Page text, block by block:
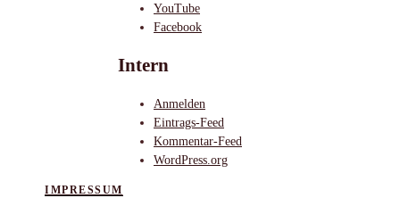
YouTube
Facebook
Intern
Anmelden
Eintrags-Feed
Kommentar-Feed
WordPress.org
IMPRESSUM